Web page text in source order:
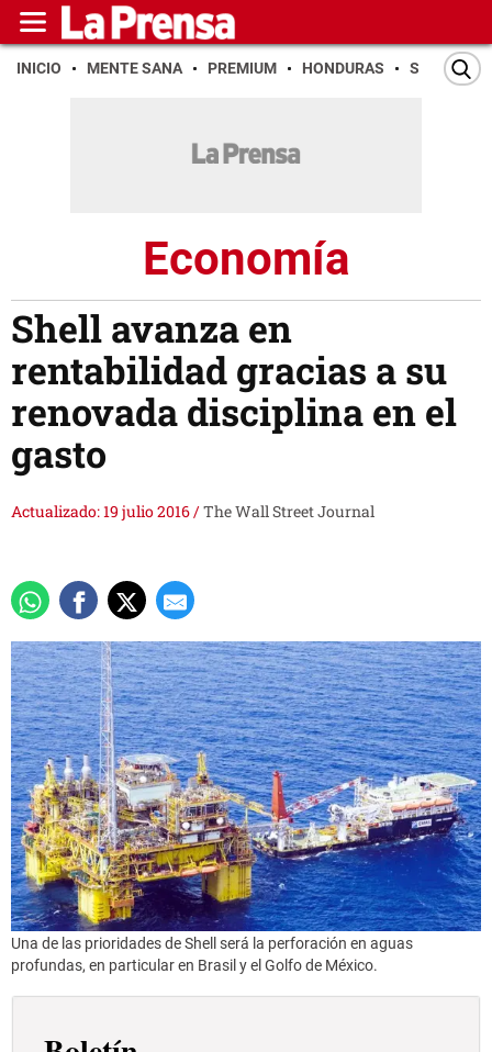
INICIO MENTE SANA PREMIUM HONDURAS SAN PEDRO
Economía
Shell avanza en
rentabilidad gracias a su
renovada disciplina en el
gasto
Actualizado: 19 julio 2016/The Wall Street Journal
Una de las prioridades de Shell será la perforación en aguas
profundas, en particular en Brasil y el Golfo de México.